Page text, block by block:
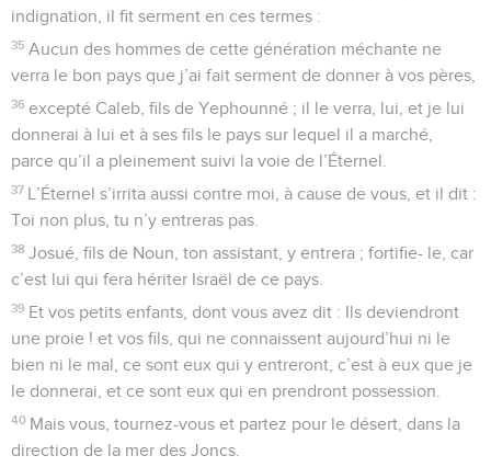
indignation, il fit serment en ces termes :
35 Aucun des hommes de cette génération méchante ne
verra le bon pays que j’ai fait serment de donner à vos pères,
36 excepté Caleb, fils de Yephounné ; il le verra, lui, et je lui
donnerai à lui et à ses fils le pays sur lequel il a marché,
parce qu’il a pleinement suivi la voie de l’Éternel.
37 L’Éternel s’irrita aussi contre moi, à cause de vous, et il dit :
Toi non plus, tu n’y entreras pas.
38 Josué, fils de Noun, ton assistant, y entrera ; fortifie- le, car
c’est lui qui fera hériter Israël de ce pays.
39 Et vos petits enfants, dont vous avez dit : Ils deviendront
une proie ! et vos fils, qui ne connaissent aujourd’hui ni le
bien ni le mal, ce sont eux qui y entreront, c’est à eux que je
le donnerai, et ce sont eux qui en prendront possession.
40 Mais vous, tournez-vous et partez pour le désert, dans la
direction de la mer des Joncs.